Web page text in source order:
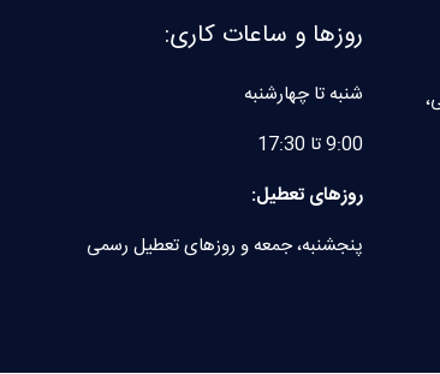
روزها و ساعات کاری:
شنبه تا چهارشنبه
9:00 تا 17:30
روزهای تعطیل:
پنجشنبه، جمعه و روزهای تعطیل رسمی